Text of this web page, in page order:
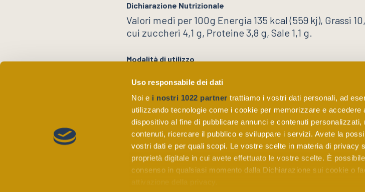
Uso responsabile dei dati
Noi e i nostri 1022 partner trattiamo i vostri dati personali, ad
utilizzando tecnologie come i cookie per memorizzare e
dispositivo al fine di pubblicare annunci e contenuti
contenuti, ricercare il pubblico e sviluppare i servizi. Avete la
vostri dati e per quali scopi. Le vostre scelte in materia di privacy
proprietà digitale in cui avete effettuato le vostre scelte. È
consenso in qualsiasi momento dalla Dichiarazione sui cookie o
attivazione della privacy.
Dichiarazione Nutrizionale
Valori medi per 100g Energia 135 kcal (559 kj), Grassi
cui zuccheri 4,1 g, Proteine 3,8 g, Sale 1,1 g.
Modalità di utilizzo
Aprire la confezione e riscaldare il prodotto. Non
prodotto.
Maxigourmet S.r.l.